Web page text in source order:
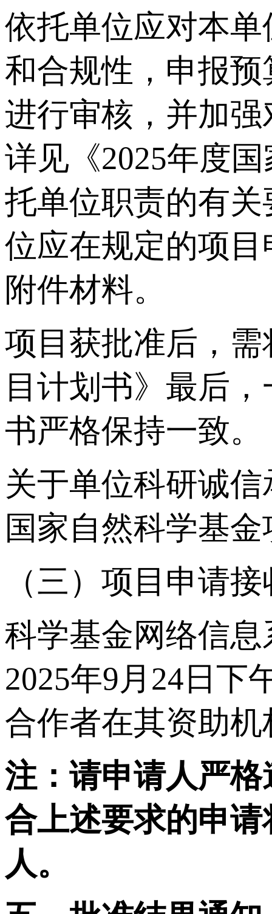
依托单位应对本
和合规性，申报
进行审核，并加
详见《2025年度
托单位职责的有
位应在规定的项
附件材料。
项目获批准后，
目计划书》最后
书严格保持一致。
关于单位科研诚
国家自然科学基
（三）项目申请
科学基金网络信
2025年9月24日下
合作者在其资助
注：请申请人严
合上述要求的申
人。